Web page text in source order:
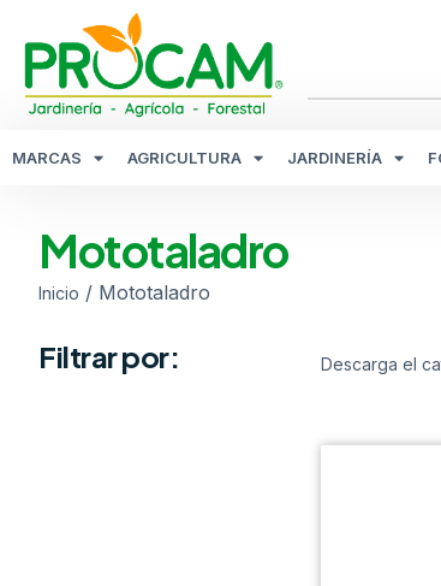
MARCAS AGRICULTURA JARDINERÍA
Mototaladro
Inicio / Mototaladro
Filtrar por: Descarga el